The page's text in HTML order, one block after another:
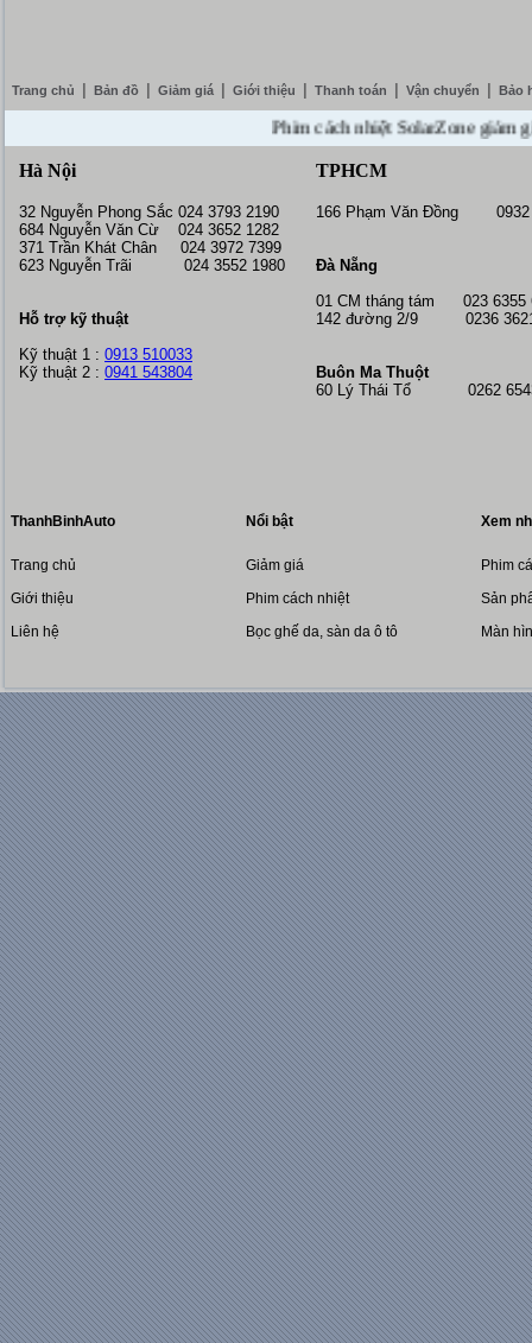
Trang chủ Bản đồ Giảm giá Giới thiệu Thanh toán Vận chuyển Bảo
Phim cách nhiệt SolarZone giảm giá
Hà Nội
32 Nguyễn Phong Sắc 024 3793 2190
684 Nguyễn Văn Cừ 024 3652 1282
371 Trần Khát Chân 024 3972 7399
623 Nguyễn Trãi 024 3552 1980
Hỗ trợ kỹ thuật
Kỹ thuật 1 : 0913 510033
Kỹ thuật 2 : 0941 543804
TPHCM
166 Phạm Văn Đồng 0932
Đà Nẵng
01 CM tháng tám 023 6355
142 đường 2/9 0236
Buôn Ma Thuột
60 Lý Thái Tổ 0262
ThanhBinhAuto
Trang chủ
Giới thiệu
Liên hệ
Nổi bật
Giảm giá
Phim cách nhiệt
Bọc ghế da, sàn da ô tô
Xem
Phim
Sản
Màn